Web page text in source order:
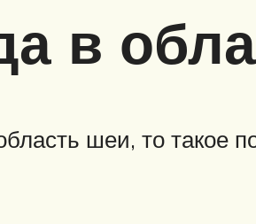
в
шеи, то такое